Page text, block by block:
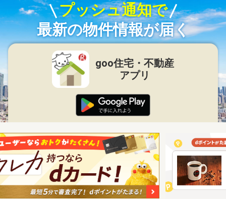
プッシュ通知で
最新の物件情報が届く
goo住宅・不動産
アプリ